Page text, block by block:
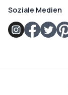
Soziale Medien